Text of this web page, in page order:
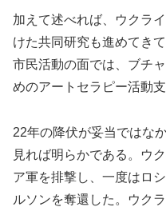
加えて述べれば、ウクラ
けた共同研究も進めてき
市民活動の面では、ブチ
めのアートセラピー活動
22年の降伏が妥当ではな
見れば明らかである。ウ
ア軍を排撃し、一度はロ
ルソンを奪還した。ウク